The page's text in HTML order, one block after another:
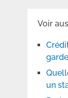
Voir
un